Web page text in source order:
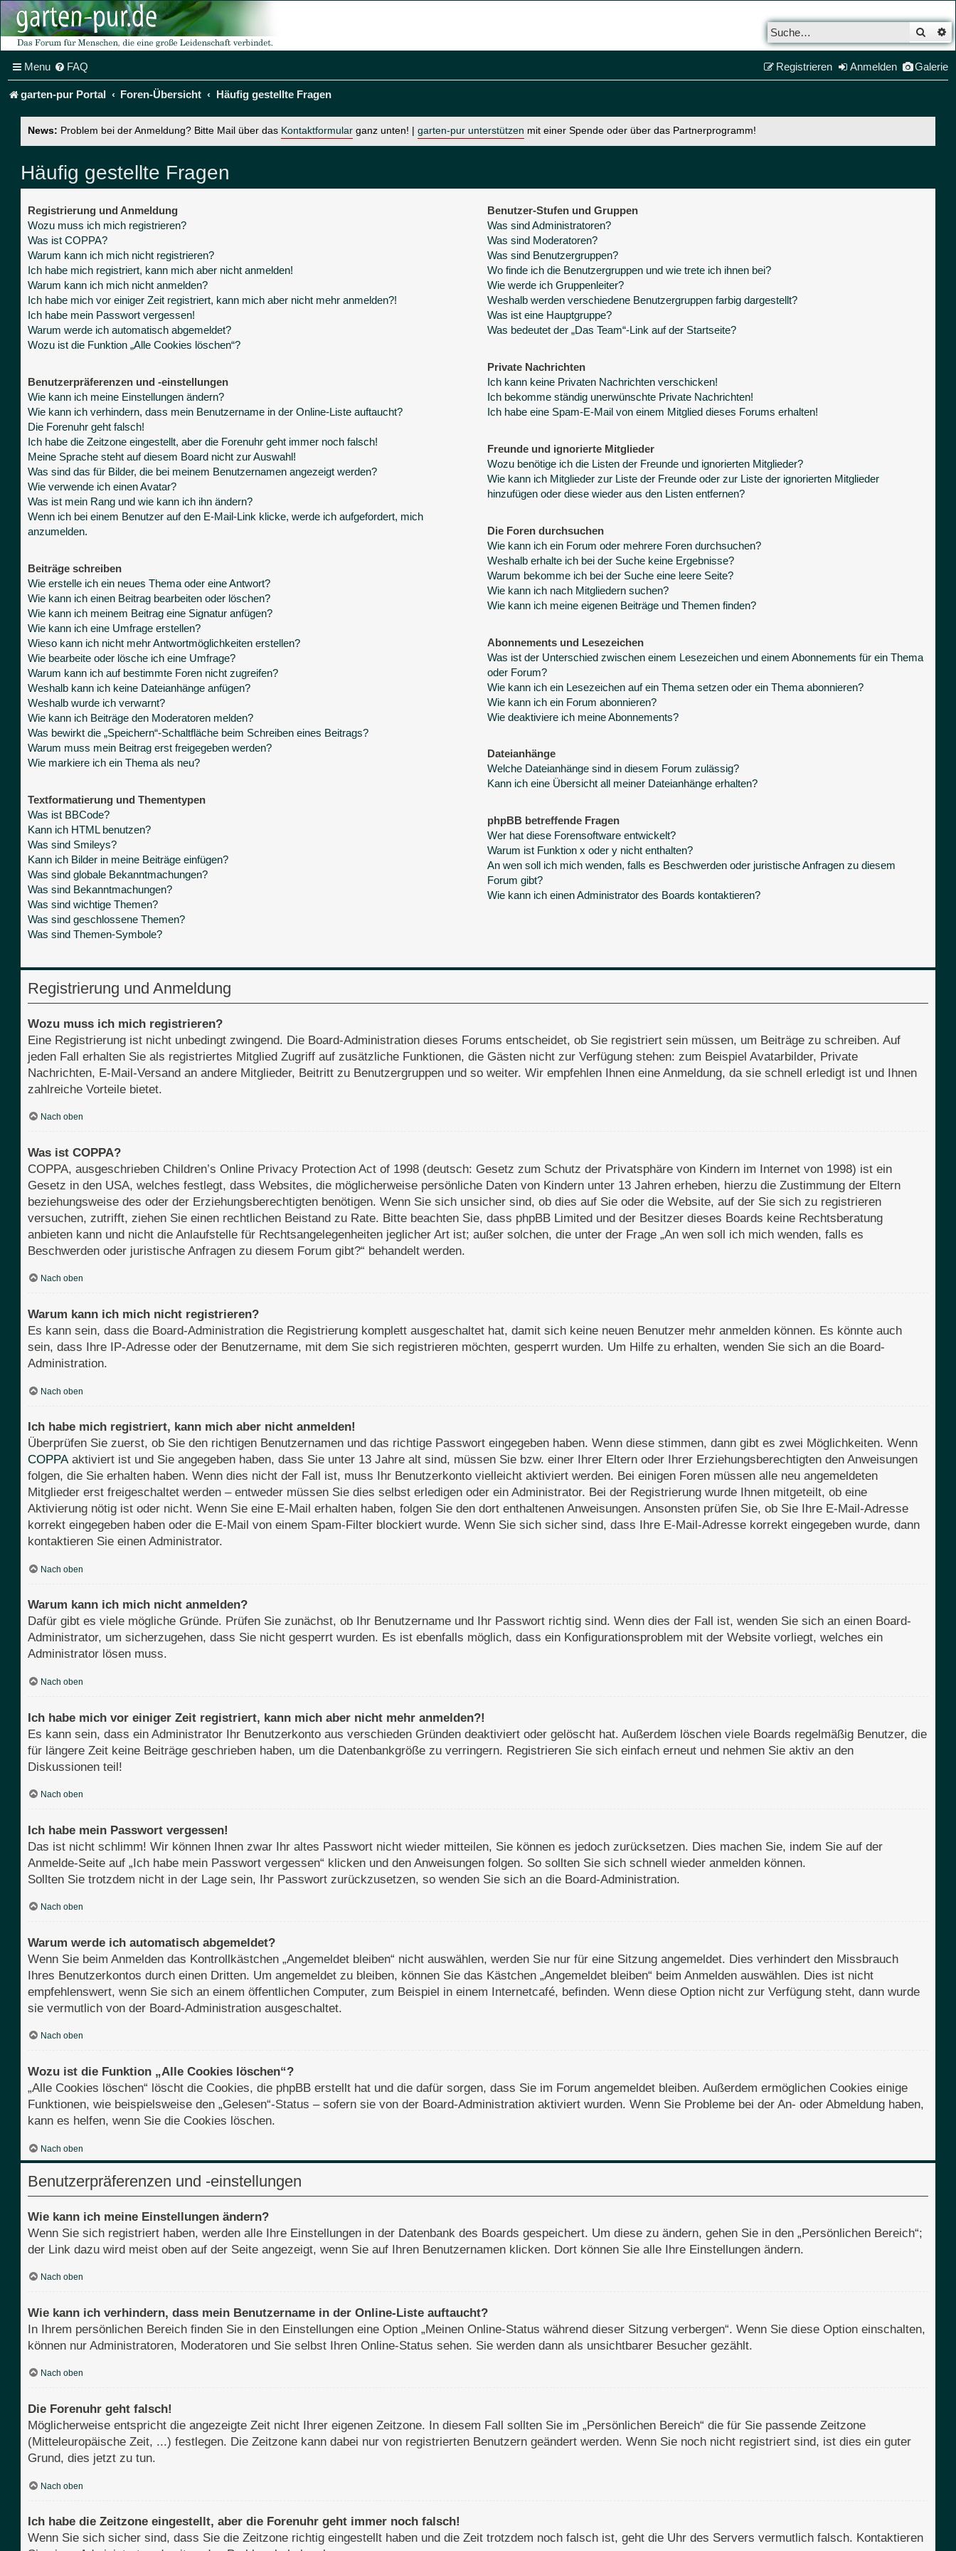
Menu FAQ Galerie
Anmelden
Registrieren
garten-pur Portal Foren-Übersicht Häufig gestellte Fragen
News: Problem bei der Anmeldung? Bitte Mail über das Kontaktformular ganz unten! | garten-pur unterstützen mit einer Spende oder über das Partnerprogramm!
Häufig gestellte Fragen
Registrierung und Anmeldung
Wozu muss ich mich registrieren?
Was ist COPPA?
Warum kann ich mich nicht registrieren?
Ich habe mich registriert, kann mich aber nicht anmelden!
Warum kann ich mich nicht anmelden?
Ich habe mich vor einiger Zeit registriert, kann mich aber nicht mehr anmelden?!
Ich habe mein Passwort vergessen!
Warum werde ich automatisch abgemeldet?
Wozu ist die Funktion „Alle Cookies löschen“?
Benutzerpräferenzen und -einstellungen
Wie kann ich meine Einstellungen ändern?
Wie kann ich verhindern, dass mein Benutzername in der Online-Liste auftaucht?
Die Forenuhr geht falsch!
Ich habe die Zeitzone eingestellt, aber die Forenuhr geht immer noch falsch!
Meine Sprache steht auf diesem Board nicht zur Auswahl!
Was sind das für Bilder, die bei meinem Benutzernamen angezeigt werden?
Wie verwende ich einen Avatar?
Was ist mein Rang und wie kann ich ihn ändern?
Wenn ich bei einem Benutzer auf den E-Mail-Link klicke, werde ich aufgefordert, mich
anzumelden.
Beiträge schreiben
Wie erstelle ich ein neues Thema oder eine Antwort?
Wie kann ich einen Beitrag bearbeiten oder löschen?
Wie kann ich meinem Beitrag eine Signatur anfügen?
Wie kann ich eine Umfrage erstellen?
Wieso kann ich nicht mehr Antwortmöglichkeiten erstellen?
Wie bearbeite oder lösche ich eine Umfrage?
Warum kann ich auf bestimmte Foren nicht zugreifen?
Weshalb kann ich keine Dateianhänge anfügen?
Weshalb wurde ich verwarnt?
Wie kann ich Beiträge den Moderatoren melden?
Was bewirkt die „Speichern“-Schaltfläche beim Schreiben eines Beitrags?
Warum muss mein Beitrag erst freigegeben werden?
Wie markiere ich ein Thema als neu?
Textformatierung und Thementypen
Was ist BBCode?
Kann ich HTML benutzen?
Was sind Smileys?
Kann ich Bilder in meine Beiträge einfügen?
Was sind globale Bekanntmachungen?
Was sind Bekanntmachungen?
Was sind wichtige Themen?
Was sind geschlossene Themen?
Was sind Themen-Symbole?
Benutzer-Stufen und Gruppen
Was sind Administratoren?
Was sind Moderatoren?
Was sind Benutzergruppen?
Wo finde ich die Benutzergruppen und wie trete ich ihnen bei?
Wie werde ich Gruppenleiter?
Weshalb werden verschiedene Benutzergruppen farbig dargestellt?
Was ist eine Hauptgruppe?
Was bedeutet der „Das Team“-Link auf der Startseite?
Private Nachrichten
Ich kann keine Privaten Nachrichten verschicken!
Ich bekomme ständig unerwünschte Private Nachrichten!
Ich habe eine Spam-E-Mail von einem Mitglied dieses Forums erhalten!
Freunde und ignorierte Mitglieder
Wozu benötige ich die Listen der Freunde und ignorierten Mitglieder?
Wie kann ich Mitglieder zur Liste der Freunde oder zur Liste der ignorierten Mitglieder
hinzufügen oder diese wieder aus den Listen entfernen?
Die Foren durchsuchen
Wie kann ich ein Forum oder mehrere Foren durchsuchen?
Weshalb erhalte ich bei der Suche keine Ergebnisse?
Warum bekomme ich bei der Suche eine leere Seite?
Wie kann ich nach Mitgliedern suchen?
Wie kann ich meine eigenen Beiträge und Themen finden?
Abonnements und Lesezeichen
Was ist der Unterschied zwischen einem Lesezeichen und einem Abonnements für ein Thema
oder Forum?
Wie kann ich ein Lesezeichen auf ein Thema setzen oder ein Thema abonnieren?
Wie kann ich ein Forum abonnieren?
Wie deaktiviere ich meine Abonnements?
Dateianhänge
Welche Dateianhänge sind in diesem Forum zulässig?
Kann ich eine Übersicht all meiner Dateianhänge erhalten?
phpBB betreffende Fragen
Wer hat diese Forensoftware entwickelt?
Warum ist Funktion x oder y nicht enthalten?
An wen soll ich mich wenden, falls es Beschwerden oder juristische Anfragen zu diesem
Forum gibt?
Wie kann ich einen Administrator des Boards kontaktieren?
Registrierung und Anmeldung
Wozu muss ich mich registrieren?
Eine Registrierung ist nicht unbedingt zwingend. Die Board-Administration dieses Forums entscheidet, ob Sie registriert sein müssen, um Beiträge zu schreiben. Auf
jeden Fall erhalten Sie als registriertes Mitglied Zugriff auf zusätzliche Funktionen, die Gästen nicht zur Verfügung stehen: zum Beispiel Avatarbilder, Private
Nachrichten, E-Mail-Versand an andere Mitglieder, Beitritt zu Benutzergruppen und so weiter. Wir empfehlen Ihnen eine Anmeldung, da sie schnell erledigt ist und Ihnen
zahlreiche Vorteile bietet.
Nach oben
Was ist COPPA?
COPPA, ausgeschrieben Children’s Online Privacy Protection Act of 1998 (deutsch: Gesetz zum Schutz der Privatsphäre von Kindern im Internet von 1998) ist ein
Gesetz in den USA, welches festlegt, dass Websites, die möglicherweise persönliche Daten von Kindern unter 13 Jahren erheben, hierzu die Zustimmung der Eltern
beziehungsweise des oder der Erziehungsberechtigten benötigen. Wenn Sie sich unsicher sind, ob dies auf Sie oder die Website, auf der Sie sich zu registrieren
versuchen, zutrifft, ziehen Sie einen rechtlichen Beistand zu Rate. Bitte beachten Sie, dass phpBB Limited und der Besitzer dieses Boards keine Rechtsberatung
anbieten kann und nicht die Anlaufstelle für Rechtsangelegenheiten jeglicher Art ist; außer solchen, die unter der Frage „An wen soll ich mich wenden, falls es
Beschwerden oder juristische Anfragen zu diesem Forum gibt?“ behandelt werden.
Nach oben
Warum kann ich mich nicht registrieren?
Es kann sein, dass die Board-Administration die Registrierung komplett ausgeschaltet hat, damit sich keine neuen Benutzer mehr anmelden können. Es könnte auch
sein, dass Ihre IP-Adresse oder der Benutzername, mit dem Sie sich registrieren möchten, gesperrt wurden. Um Hilfe zu erhalten, wenden Sie sich an die Board-
Administration.
Nach oben
Ich habe mich registriert, kann mich aber nicht anmelden!
Überprüfen Sie zuerst, ob Sie den richtigen Benutzernamen und das richtige Passwort eingegeben haben. Wenn diese stimmen, dann gibt es zwei Möglichkeiten. Wenn
COPPAaktiviert ist und Sie angegeben haben, dass Sie unter 13 Jahre alt sind, müssen Sie bzw. einer Ihrer Eltern oder Ihrer Erziehungsberechtigten den Anweisungen
folgen, die Sie erhalten haben. Wenn dies nicht der Fall ist, muss Ihr Benutzerkonto vielleicht aktiviert werden. Bei einigen Foren müssen alle neu angemeldeten
Mitglieder erst freigeschaltet werden – entweder müssen Sie dies selbst erledigen oder ein Administrator. Bei der Registrierung wurde Ihnen mitgeteilt, ob eine
Aktivierung nötig ist oder nicht. Wenn Sie eine E-Mail erhalten haben, folgen Sie den dort enthaltenen Anweisungen. Ansonsten prüfen Sie, ob Sie Ihre E-Mail-Adresse
korrekt eingegeben haben oder die E-Mail von einem Spam-Filter blockiert wurde. Wenn Sie sich sicher sind, dass Ihre E-Mail-Adresse korrekt eingegeben wurde, dann
kontaktieren Sie einen Administrator.
Nach oben
Warum kann ich mich nicht anmelden?
Dafür gibt es viele mögliche Gründe. Prüfen Sie zunächst, ob Ihr Benutzername und Ihr Passwort richtig sind. Wenn dies der Fall ist, wenden Sie sich an einen Board-
Administrator, um sicherzugehen, dass Sie nicht gesperrt wurden. Es ist ebenfalls möglich, dass ein Konfigurationsproblem mit der Website vorliegt, welches ein
Administrator lösen muss.
Nach oben
Ich habe mich vor einiger Zeit registriert, kann mich aber nicht mehr anmelden?!
Es kann sein, dass ein Administrator Ihr Benutzerkonto aus verschieden Gründen deaktiviert oder gelöscht hat. Außerdem löschen viele Boards regelmäßig Benutzer, die
für längere Zeit keine Beiträge geschrieben haben, um die Datenbankgröße zu verringern. Registrieren Sie sich einfach erneut und nehmen Sie aktiv an den
Diskussionen teil!
Nach oben
Ich habe mein Passwort vergessen!
Das ist nicht schlimm! Wir können Ihnen zwar Ihr altes Passwort nicht wieder mitteilen, Sie können es jedoch zurücksetzen. Dies machen Sie, indem Sie auf der
Anmelde-Seite auf „Ich habe mein Passwort vergessen“ klicken und den Anweisungen folgen. So sollten Sie sich schnell wieder anmelden können.
Sollten Sie trotzdem nicht in der Lage sein, Ihr Passwort zurückzusetzen, so wenden Sie sich an die Board-Administration.
Nach oben
Warum werde ich automatisch abgemeldet?
Wenn Sie beim Anmelden das Kontrollkästchen „Angemeldet bleiben“ nicht auswählen, werden Sie nur für eine Sitzung angemeldet. Dies verhindert den Missbrauch
Ihres Benutzerkontos durch einen Dritten. Um angemeldet zu bleiben, können Sie das Kästchen „Angemeldet bleiben“ beim Anmelden auswählen. Dies ist nicht
empfehlenswert, wenn Sie sich an einem öffentlichen Computer, zum Beispiel in einem Internetcafé, befinden. Wenn diese Option nicht zur Verfügung steht, dann wurde
sie vermutlich von der Board-Administration ausgeschaltet.
Nach oben
Wozu ist die Funktion „Alle Cookies löschen“?
„Alle Cookies löschen“ löscht die Cookies, die phpBB erstellt hat und die dafür sorgen, dass Sie im Forum angemeldet bleiben. Außerdem ermöglichen Cookies einige
Funktionen, wie beispielsweise den „Gelesen“-Status – sofern sie von der Board-Administration aktiviert wurden. Wenn Sie Probleme bei der An- oder Abmeldung haben,
kann es helfen, wenn Sie die Cookies löschen.
Nach oben
Benutzerpräferenzen und -einstellungen
Wie kann ich meine Einstellungen ändern?
Wenn Sie sich registriert haben, werden alle Ihre Einstellungen in der Datenbank des Boards gespeichert. Um diese zu ändern, gehen Sie in den „Persönlichen Bereich“;
der Link dazu wird meist oben auf der Seite angezeigt, wenn Sie auf Ihren Benutzernamen klicken. Dort können Sie alle Ihre Einstellungen ändern.
Nach oben
Wie kann ich verhindern, dass mein Benutzername in der Online-Liste auftaucht?
In Ihrem persönlichen Bereich finden Sie in den Einstellungen eine Option „Meinen Online-Status während dieser Sitzung verbergen“. Wenn Sie diese Option einschalten,
können nur Administratoren, Moderatoren und Sie selbst Ihren Online-Status sehen. Sie werden dann als unsichtbarer Besucher gezählt.
Nach oben
Die Forenuhr geht falsch!
Möglicherweise entspricht die angezeigte Zeit nicht Ihrer eigenen Zeitzone. In diesem Fall sollten Sie im „Persönlichen Bereich“ die für Sie passende Zeitzone
(Mitteleuropäische Zeit, ...) festlegen. Die Zeitzone kann dabei nur von registrierten Benutzern geändert werden. Wenn Sie noch nicht registriert sind, ist dies ein guter
Grund, dies jetzt zu tun.
Nach oben
Ich habe die Zeitzone eingestellt, aber die Forenuhr geht immer noch falsch!
Wenn Sie sich sicher sind, dass Sie die Zeitzone richtig eingestellt haben und die Zeit trotzdem noch falsch ist, geht die Uhr des Servers vermutlich falsch. Kontaktieren